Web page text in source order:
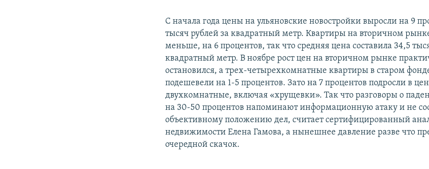
С начала года цены на ульяновские новостройки выросли на 9
тысяч рублей за квадратный метр. Квартиры на вторичном
меньше, на 6 процентов, так что средняя цена составила 34,5
квадратный метр. В ноябре рост цен на вторичном рынке
остановился, а трех-четырехкомнатные квартиры в старом
подешевели на 1-5 процентов. Зато на 7 процентов подросли в
двухкомнатные, включая «хрущевки». Так что разговоры о
на 30-50 процентов напоминают информационную атаку и не
объективному положению дел, считает сертифицированный
недвижимости Елена Гамова, а нынешнее давление разве что
очередной скачок.